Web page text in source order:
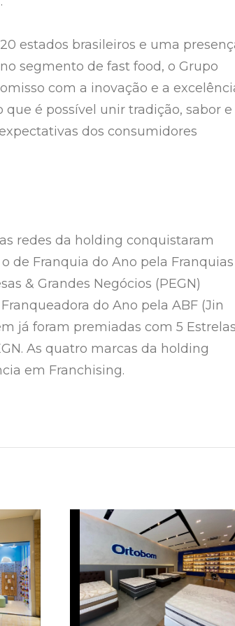
estados brasileiros e uma
segmento de fast food, o Grupo
com a inovação e a
é possível unir tradição, sabor e
dos consumidores
redes da holding conquistaram
de Franquia do Ano pela Franquias
& Grandes Negócios (PEGN)
do Ano pela ABF (Jin
já foram premiadas com 5
As quatro marcas da holding
em Franchising.